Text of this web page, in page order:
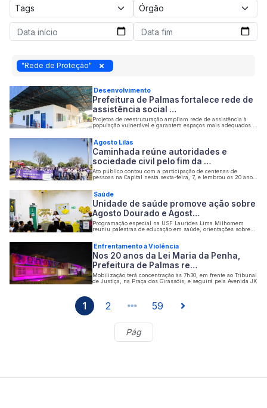
"Rede de Proteção"
Desenvolvimento
Prefeitura de Palmas fortalece rede de
assistência social …
Projetos de reestruturação ampliam rede de assistência à
população vulnerável e garantem espaços mais adequados e
Agosto Lilás
Caminhada reúne autoridades e
sociedade civil pelo fim da …
Ato público contou com a participação de centenas de
pessoas na Capital nesta sexta-feira, 7, e lembrou os 20 anos
Saúde
Unidade de saúde promove ação sobre
Agosto Dourado e Agost…
Programação especial na USF Laurides Lima Milhomem
reuniu palestras de educação em saúde, orientações sobre
violência doméstica
Enfrentamento à Violência
Nos 20 anos da Lei Maria da Penha,
Prefeitura de Palmas re…
Mobilização terá concentração às 7h30, em frente ao Tribunal
de Justiça, na Praça dos Girassóis, e seguirá pela Avenida JK
1 2 59